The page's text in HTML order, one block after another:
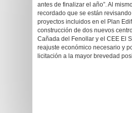
antes de finalizar el año”. Al
recordado que se están
proyectos incluidos en el Plan
construcción de dos nuevos
Cañada del Fenollar y el CEE El
reajuste económico necesario y
licitación a la mayor brevedad